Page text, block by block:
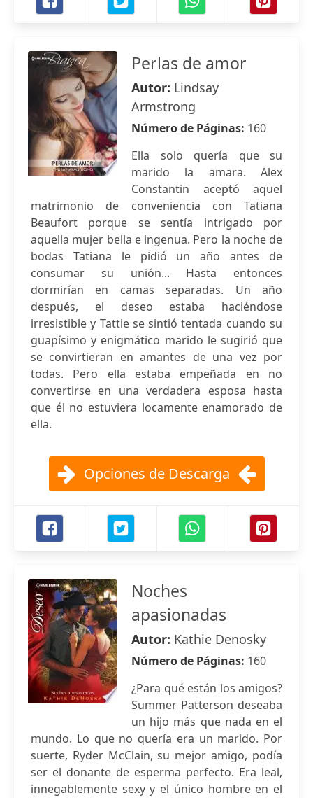
Perlas de amor
Autor: Lindsay
Armstrong
Número de Páginas: 160
Ella solo quería que su
marido la amara. Alex
Constantin aceptó aquel
matrimonio de conveniencia con Tatiana
Beaufort porque se sentía intrigado por
aquella mujer bella e ingenua. Pero la noche de
bodas Tatiana le pidió un año antes de
consumar su unión... Hasta entonces
dormirían en camas separadas. Un año
después, el deseo estaba haciéndose
irresistible y Tattie se sintió tentada cuando su
guapísimo y enigmático marido le sugirió que
se convirtieran en amantes de una vez por
todas. Pero ella estaba empeñada en no
convertirse en una verdadera esposa hasta
que él no estuviera locamente enamorado de
ella.
Opciones de Descarga
Noches
apasionadas
Autor: Kathie Denosky
Número de Páginas: 160
¿Para qué están los amigos?
Summer Patterson deseaba
un hijo más que nada en el
mundo. Lo que no quería era un marido. Por
suerte, Ryder McClain, su mejor amigo, podía
ser el donante de esperma perfecto. Era leal,
innegablemente sexy y el único hombre en el